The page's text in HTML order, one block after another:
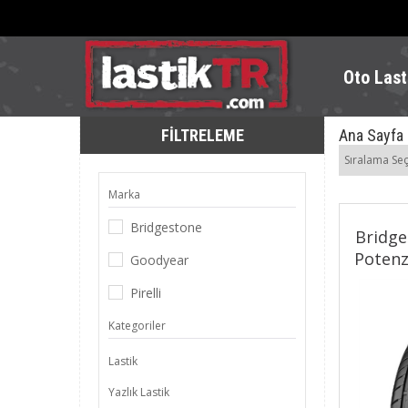
Oto
FILTRELEME
Marka
Bridgestone
Goodyear
Pirelli
Kategoriler
Lastik
Yazlık Lastik
Ana Sayfa
Sıralama